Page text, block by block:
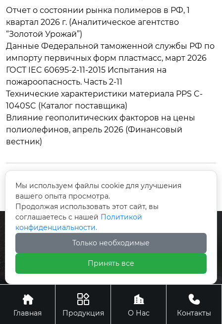
Отчет о состоянии рынка полимеров в РФ, 1
квартал 2026 г. (Аналитическое агентство
“Золотой Урожай”)
Данные Федеральной таможенной службы РФ по
импорту первичных форм пластмасс, март 2026
ГОСТ IEC 60695-2-11-2015 Испытания на
пожароопасность. Часть 2-11
Технические характеристики материала PPS C-
1040SC (Каталог поставщика)
Влияние геополитических факторов на цены
полиолефинов, апрель 2026 (Финансовый
вестник)
Предыдущий Следующий
+86-519-88404120

Главная

Продукция

О Нас

Контакты
Мы используем файлы cookie для улучшения
вашего опыта просмотра.
Продолжая использовать этот сайт, вы
соглашаетесь с нашей Политикой
конфиденциальности.
Только необходимые
Принять все